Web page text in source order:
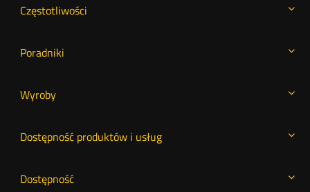
Częstotliwości
Poradniki
Wyroby
Dostępność produktów i usług
Dostępność